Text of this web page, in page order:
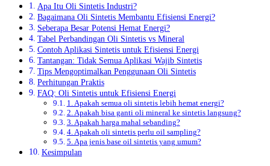
Apa Itu Oli Sintetis Industri?
Bagaimana Oli Sintetis Membantu Efisiensi Energi?
Seberapa Besar Potensi Hemat Energi?
Tabel Perbandingan Oli Sintetis vs Mineral
Contoh Aplikasi Sintetis untuk Efisiensi Energi
Tantangan: Tidak Semua Aplikasi Wajib Sintetis
Tips Mengoptimalkan Penggunaan Oli Sintetis
Perhitungan Praktis
FAQ: Oli Sintetis untuk Efisiensi Energi
1. Apakah semua oli sintetis lebih hemat energi?
2. Apakah bisa ganti oli mineral ke sintetis langsung?
3. Apakah harga mahal sebanding?
4. Apakah oli sintetis perlu oil sampling?
5. Apa jenis base oil sintetis yang umum?
Kesimpulan